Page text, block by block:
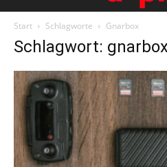
Start Schlagworte Gnarbox
Schlagwort: